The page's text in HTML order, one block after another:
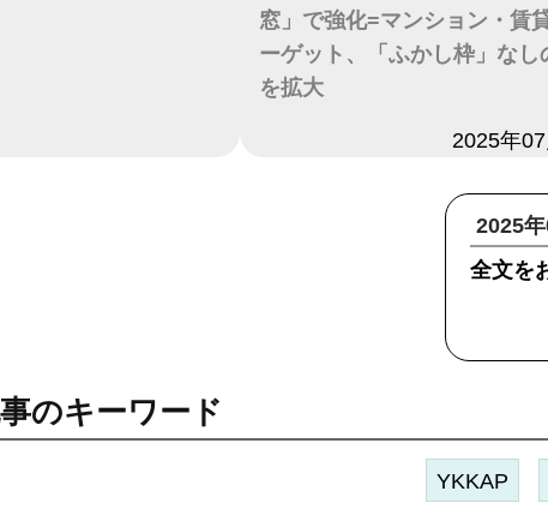
窓」で強化=マンション・賃
ーゲット、「ふかし枠」なし
を拡大
2025年
2025
全文を
のキーワード
YKKAP